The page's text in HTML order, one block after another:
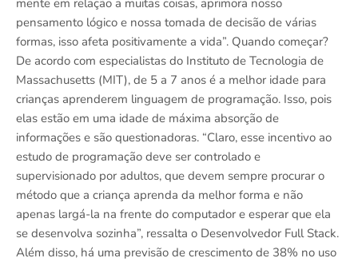
pensamento lógico e nossa tomada de decisão de várias
formas, isso afeta positivamente a vida”. Quando começar?
De acordo com especialistas do Instituto de Tecnologia de
Massachusetts (MIT), de 5 a 7 anos é a melhor idade para
crianças aprenderem linguagem de programação. Isso, pois
elas estão em uma idade de máxima absorção de
informações e são questionadoras. “Claro, esse incentivo ao
estudo de programação deve ser controlado e
supervisionado por adultos, que devem sempre procurar o
método que a criança aprenda da melhor forma e não
apenas largá-la na frente do computador e esperar que ela
se desenvolva sozinha”, ressalta o Desenvolvedor Full Stack.
Além disso, há uma previsão de crescimento de 38% no uso